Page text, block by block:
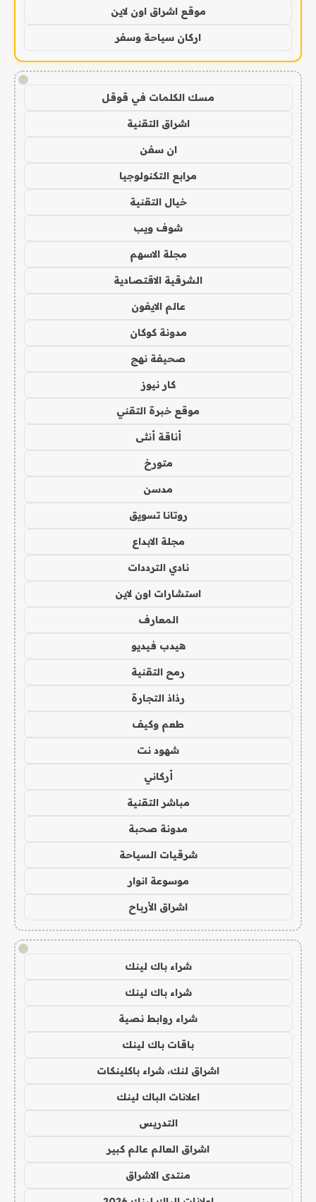
موقع اشراق اون لاين
اركان سياحة وسفر
!
مسك الكلمات في قوقل
اشراق التقنية
ان سفن
مرابع التكنولوجيا
خيال التقنية
شوف ويب
مجلة الاسهم
الشرقية الاقتصادية
عالم الايفون
مدونة كوكان
صحيفة نهج
كار نيوز
موقع خبرة التقني
أناقة أنثى
متورخ
مدسن
روتانا تسويق
مجلة الابداع
نادي الترددات
استشارات اون لاين
المعارف
هيدب فيديو
رمح التقنية
رذاذ التجارة
طعم وكيف
شهود نت
أركاني
مباشر التقنية
مدونة صحبة
شرقيات السياحة
موسوعة انوار
اشراق الأرباح
!
شراء باك لينك
شراء باك لينك
شراء روابط نصية
باقات باك لينك
اشراق لنك، شراء باكلينكات
اعلانات الباك لينك
التدريس
اشراق العالم عالم كبير
منتدى الاشراق